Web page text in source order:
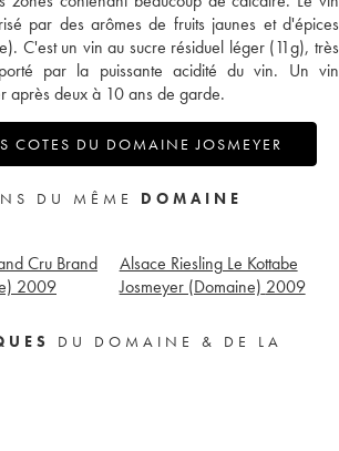
par des arômes de fruits jaunes et d'épices
C'est un vin au sucre résiduel léger (11g), très
par la puissante acidité du vin. Un vin
après deux à 10 ans de garde.
COTES DU DOMAINE JOSMEYER
DU MÊME DOMAINE
Cru Brand
2009
Alsace Riesling Le Kottabe
Josmeyer (Domaine) 2009
DU DOMAINE & DE LA